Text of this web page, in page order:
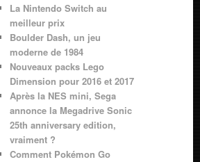
La Nintendo Switch au
meilleur prix
Boulder Dash, un jeu
moderne de 1984
Nouveaux packs Lego
Dimension pour 2016 et 2017
Après la NES mini, Sega
annonce la Megadrive Sonic
25th anniversary edition,
vraiment ?
Comment Pokémon Go